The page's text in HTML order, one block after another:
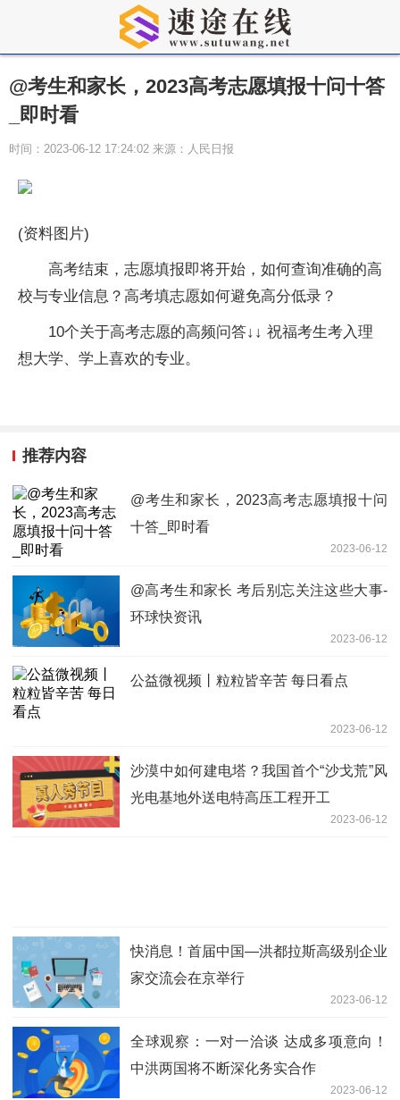
@考生和家长，2023高考志愿填报十问十答
_即时看
时间：2023-06-12 17:24:02 来源：人民日报
(资料图片)
高考结束，志愿填报即将开始，如何查询准确的高
校与专业信息？高考填志愿如何避免高分低录？
10个关于高考志愿的高频问答↓↓ 祝福考生考入理
想大学、学上喜欢的专业。
推荐内容
@考生和家长，2023高考志愿填报十问
十答_即时看
2023-06-12
@高考生和家长 考后别忘关注这些大事-
环球快资讯
2023-06-12
公益微视频丨粒粒皆辛苦 每日看点
2023-06-12
沙漠中如何建电塔？我国首个“沙戈荒”风
光电基地外送电特高压工程开工
2023-06-12
快消息！首届中国—洪都拉斯高级别企业
家交流会在京举行
2023-06-12
全球观察：一对一洽谈 达成多项意向！
中洪两国将不断深化务实合作
2023-06-12